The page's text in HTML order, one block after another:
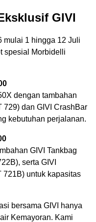
GIVI
mulai 1 hingga 12 Juli
spesial Morbidelli
dengan tambahan
729) dan GIVI CrashBar
kebutuhan perjalanan.
GIVI Tankbag
serta GIVI
721B) untuk kapasitas
bersama GIVI hanya
Kemayoran. Kami